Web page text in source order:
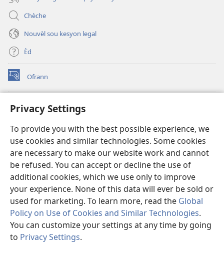
Privacy Settings
To provide you with the best possible experience, we
use cookies and similar technologies. Some cookies
are necessary to make our website work and cannot
be refused. You can accept or decline the use of
additional cookies, which we use only to improve
your experience. None of this data will ever be sold or
used for marketing. To learn more, read the Global
Policy on Use of Cookies and Similar Technologies.
You can customize your settings at any time by going
to Privacy Settings.
Chèche
Nouvèl sou kesyon legal
Èd
Ofrann
(opens
new
Bibliyotèk sou Entènèt
(opens
window)JW Hub
(opens
new
window)JW Library
Watchtower Library
Copyright© 2026 Watch Tower Bible and Tract Society of Pennsylvania.
RÈG POU W KA ITILIZE L
PARAMÈT KONFIDANSYALITE